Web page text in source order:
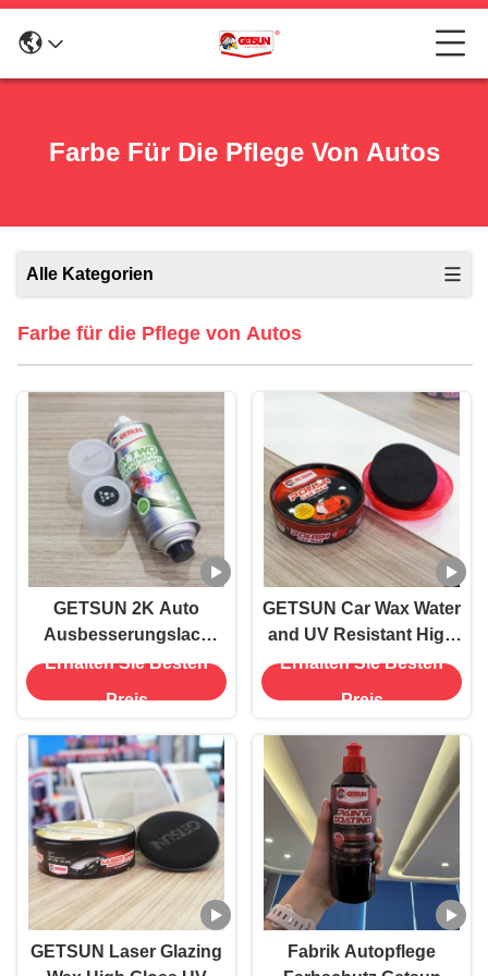
Farbe Für Die Pflege Von Autos
Alle Kategorien
Farbe für die Pflege von Autos
GETSUN 2K Auto
Ausbesserungslack
Spraydose für Autos
Erhalten Sie Besten
Preis
GETSUN Car Wax Water
and UV Resistant High
Gloss Paint Polish
Erhalten Sie Besten
Preis
GETSUN Laser Glazing
Fabrik Autopflege